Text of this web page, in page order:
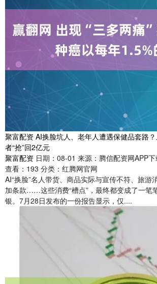
聚富配资 AI换脸坑人、老年人遭遇保健品套路
者“抢”回2亿元
聚富配资 日期：08-01 来源：腾信配资网APP下
查看： 193 分类： 红腾网官网
AI“换脸”名人带货、商品实际与宣传不符、旅游
加条款……这些消费“槽点”，最终都变成了一笔
银。7月28日发布的一份报告显示，仅....